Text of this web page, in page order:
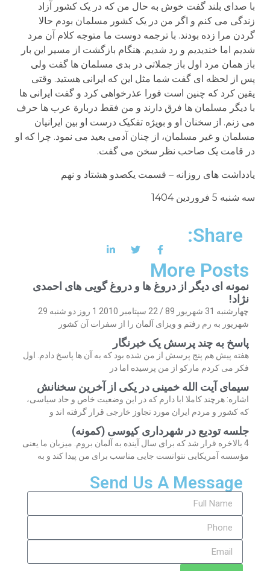
با صدای بلند گفت خوش به حال من که در یک کشور آزاد
زندگی می کنم و اگر من در یک کشور مسلمان بودم حالا
گردن مرا زده بودند. با ترجمه دوست ما متوجه کلام آن مرد
شدیم اما خندیدیم و رد شدیم. هنگام بازگشت از مسیر این بار
باز همان مرد اول باز جملاتی در بدی مسلمان ها گفت ولی
پس از لحظه ای گفت شما مثل این که ایرانی هستید. وقتی
یقین کرد که چنین است فورا عذرخواهی کرد و گفت ایرانی ها
با دیگر مسلمان ها فرق دارند و من فقط دربارة عرب ها حرف
می زنم. از سخنان او و بویژه تفکیک درست او بین ایرانیان
مسلمان و غیر مسلمان، از چنان آدمی بعید می نمود. چرا که او
در قامت یک صاحب نظر سخن می گفت.
یادداشت های روزانه – قسمت یکصدو هشتاد و نهم
سه شنبه 5 فروردین 1404
Share:
More Posts
نمونه ای دیگر از دروغ ها و دروغ گویی های احمدی
نژاد!
چهارشنبه 31 شهریور 89 / 22 سپتامبر 2010 1 روز دو شنبه 29
شهریور به رم رفتم و ویزای آلمان را از سفرات آن کشور
پاسخ به چند پرسش یک خبرنگار
هفته پیش هم پنج پرسش از من شده بود که به آن ها پاسخ دادم. اول
فکر می کردم مارکو از من پرسیده اما در
سیمای آیت الله خمینی در یکی از آخرین سخنانش
اشاره: هرچند کاملا ابا دارم که در این وضعیت خاص و حاد سیاسی،
که کشور و مردم ایران مورد تجاوز خارجی قرار گرفته اند و
جلسه تودیع در شهرداری کیوسی (کمونه)
4 بالاخره قرار شد که برای سال آینده به آلمان بروم. میزبان ما یعنی
مؤسسه آمریکایی نتوانست جایی مناسب برای من پیدا کند و به
Send Us A Message